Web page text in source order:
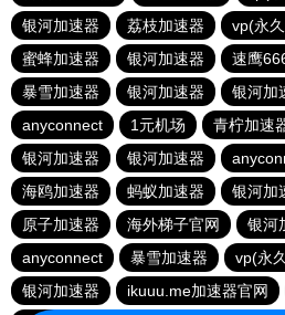
银河加速器
荔枝加速器
vp(永
蜜蜂加速器
银河加速器 速鹰
暴雪加速器
银河加速器 银河加
anyconnect
1元机场 青柠加速
银河加速器
银河加速器
海鸥加速器
蚂蚁加速器 银河加
原子加速器
海外梯子官网 银河
anyconnect
暴雪加速器
vp(永
银河加速器
ikuuu.me加速器官网